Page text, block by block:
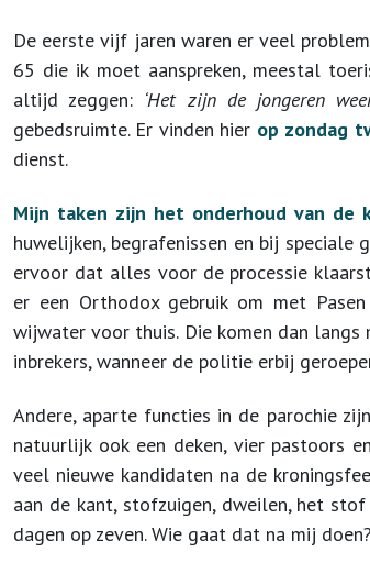
De eerste vijf jaren waren er veel
65 die ik moet aanspreken, meestal
altijd zeggen: ‘Het zijn de jongeren
gebedsruimte. Er vinden hier op zondag
dienst.
Mijn taken zijn het onderhoud van de
huwelijken, begrafenissen en bij
ervoor dat alles voor de processie
er een Orthodox gebruik om met
wijwater voor thuis. Die komen dan
inbrekers, wanneer de politie erbij
Andere, aparte functies in de parochie
natuurlijk ook een deken, vier pastoors
veel nieuwe kandidaten na de
aan de kant, stofzuigen, dweilen, het
dagen op zeven. Wie gaat dat na mij